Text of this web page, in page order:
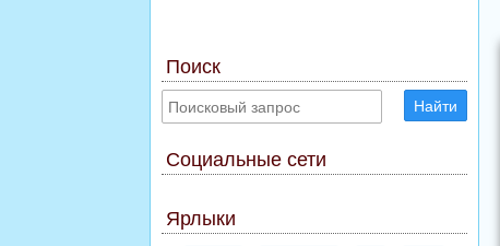
Поиск
Найти
Социальные сети
Ярлыки